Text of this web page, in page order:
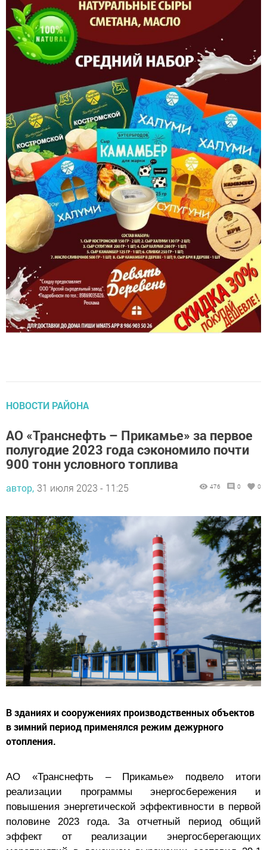
полугодие 2023 года сэкономило почти
900 тонн условного топлива
31 июля 2023 - 11:25
в зимний период применялся режим дежурного
отопления.
реализации программы энергосбережения и
повышения энергетической эффективности в первой
половине 2023 года. За отчетный период общий
эффект от реализации энергосберегающих
мероприятий в денежном выражении составил 29,1